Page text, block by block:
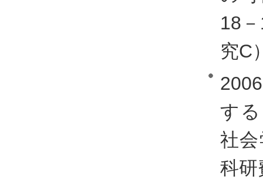
18
究C
す
社
科研